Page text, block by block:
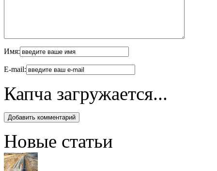
Имя:
E-mail:
Капча загружается...
Новые статьи